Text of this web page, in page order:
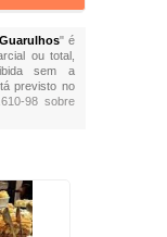
" é
ou total,
sem a
previsto no
98 sobre